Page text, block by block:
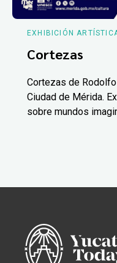
EXHIBICIÓN
Cortezas
Cortezas de
Ciudad de Mérida.
sobre mundos